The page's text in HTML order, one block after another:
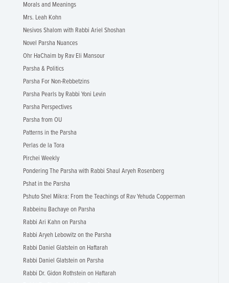
Morals and Meanings
Mrs. Leah Kohn
Nesivos Shalom with Rabbi Ariel Shoshan
Novel Parsha Nuances
Ohr HaChaim by Rav Eli Mansour
Parsha & Politics
Parsha For Non-Rebbetzins
Parsha Pearls by Rabbi Yoni Levin
Parsha Perspectives
Parsha from OU
Patterns in the Parsha
Perlas de la Tora
Pirchei Weekly
Pondering The Parsha with Rabbi Shaul Aryeh Rosenberg
Pshat in the Parsha
Pshuto Shel Mikra: From the Teachings of Rav Yehuda Copperman
Rabbeinu Bachaye on Parsha
Rabbi Ari Kahn on Parsha
Rabbi Aryeh Lebowitz on the Parsha
Rabbi Daniel Glatstein on Haftarah
Rabbi Daniel Glatstein on Parsha
Rabbi Dr. Gidon Rothstein on Haftarah